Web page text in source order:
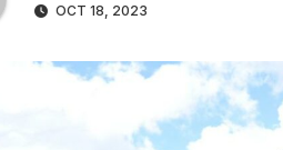
OCT 18, 2023